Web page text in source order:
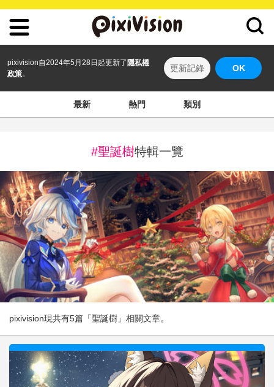
pixivision自2024年5月28日起更新了 隱私權
政策。
更新記錄 OK
最新 熱門 類別
#聖誕樹特輯一覽
pixivision現共有5篇「聖誕樹」相關文章。